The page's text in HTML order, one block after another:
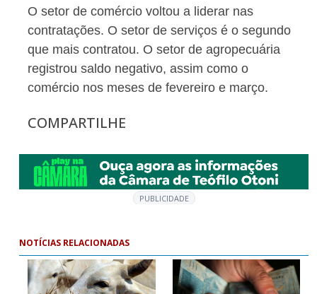
O setor de comércio voltou a liderar nas
contratações. O setor de serviços é o segundo
que mais contratou. O setor de agropecuária
registrou saldo negativo, assim como o
comércio nos meses de fevereiro e março.
COMPARTILHE
PUBLICIDADE
NOTÍCIAS RELACIONADAS